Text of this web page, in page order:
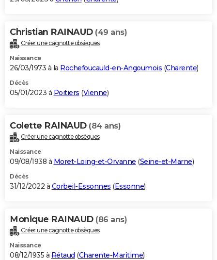
Christian RAINAUD (49 ans)
Créer une cagnotte obsèques
Naissance
26/03/1973 à la Rochefoucauld-en-Angoumois (Charente)
Décès
05/01/2023 à Poitiers (Vienne)
Colette RAINAUD (84 ans)
Créer une cagnotte obsèques
Naissance
09/08/1938 à Moret-Loing-et-Orvanne (Seine-et-Marne)
Décès
31/12/2022 à Corbeil-Essonnes (Essonne)
Monique RAINAUD (86 ans)
Créer une cagnotte obsèques
Naissance
08/12/1935 à Rétaud (Charente-Maritime)